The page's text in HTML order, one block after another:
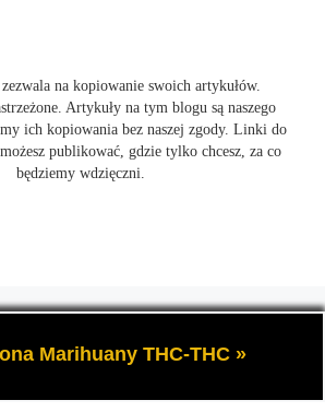
na kopiowanie swoich artykułów.
Artykuły na tym blogu są naszego
ich kopiowania bez naszej zgody. Linki do
publikować, gdzie tylko chcesz, za co
będziemy wdzięczni.
konopi CBD, wszystko na temat uprawy
cannabis i nie tylko.
Marihuany THC-THC »